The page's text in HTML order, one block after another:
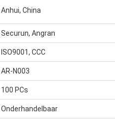
Anhui, China
Securun, Angran
ISO9001, CCC
AR-N003
100 PCs
Onderhandelbaar